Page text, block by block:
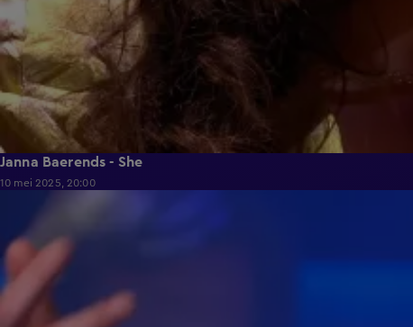
Janna Baerends - She
10 mei 2025, 20:00